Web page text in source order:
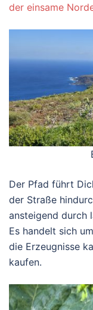
der einsame
Der Pfad führt
der Straße
ansteigend durch
Es handelt sich
die Erzeugnisse
kaufen.